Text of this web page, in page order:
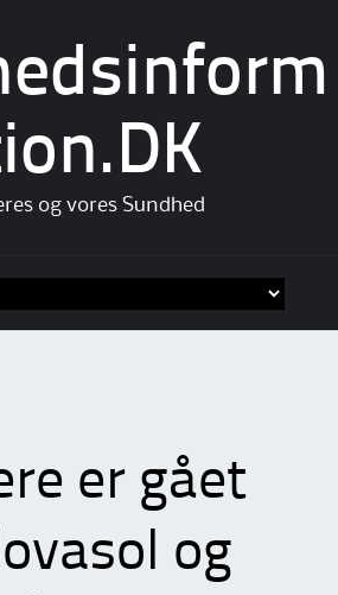
og vores Sundhed
er gået
og